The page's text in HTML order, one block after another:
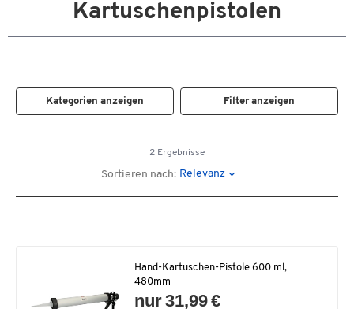
Kartuschenpistolen
Kategorien anzeigen Filter anzeigen
2 Ergebnisse
Sortieren nach: Relevanz
Hand-Kartuschen-Pistole 600 ml,
480mm
nur 31,99 €